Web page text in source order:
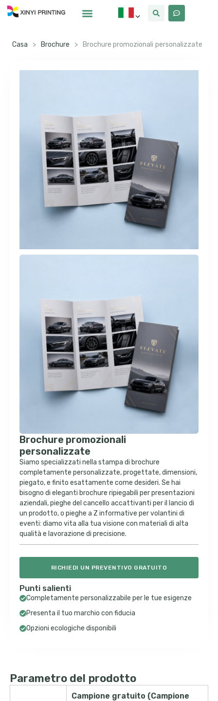
Casa > Brochure > Brochure promozionali personalizzate
Brochure promozionali
personalizzate
Siamo specializzati nella stampa di brochure
completamente personalizzate, progettate, dimensioni,
piegato, e finito esattamente come desideri. Se hai
bisogno di eleganti brochure ripiegabili per presentazioni
aziendali, pieghe del cancello accattivanti per il lancio di
un prodotto, o pieghe a Z informative per volantini di
eventi: diamo vita alla tua visione con materiali di alta
qualità e lavorazione di precisione.
RICHIEDI UN PREVENTIVO GRATUITO
Punti salienti
Completamente personalizzabile per le tue esigenze
Presenta il tuo marchio con fiducia
Opzioni ecologiche disponibili
Parametro del prodotto
Campione gratuito (Campione